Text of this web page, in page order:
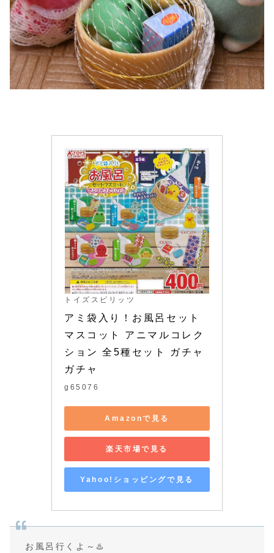
トイズスピリッツ
アミ袋入り！お風呂セット
マスコット アニマルコレク
ション 全5種セット ガチャ
ガチャ
g65076
Amazonで見る
楽天市場で見る
Yahoo!ショッピングで見る
お風呂行くよ～♨️